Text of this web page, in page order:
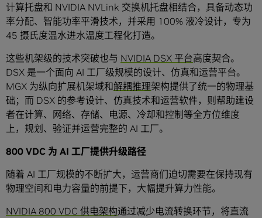
计算托盘和 NVIDIA NVLink 交换机托盘相结合，具备动态功
率分配、智能功率平滑技术，并采用 100% 液冷设计，专为
45 摄氏度温水进水温度工程化打造。
这些机架级的技术突破也与 NVIDIA DSX 平台高度契合。
DSX 是一个面向 AI 工厂级规模的设计、仿真和运营平台。
MGX 为纵向扩展机架域和解耦推理架构提供了统一的物理基
础；而 DSX 的参考设计、仿真技术和运营软件，则帮助建设
者在计算、网络、存储、电源、冷却和控制等全方位维度
上，规划、验证并运营完整的 AI 工厂。
800 VDC 为 AI 工厂提供升级路径
随着 AI 工厂规模的不断扩大，运营商们迫切需要在保持现有
物理空间和电力容量的前提下，大幅提升算力性能。
NVIDIA 800 VDC 供电架构通过减少电流转换环节，将直流